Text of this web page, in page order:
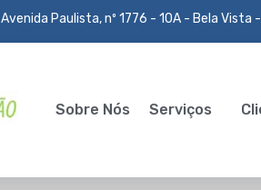
Avenida Paulista, nº 1776 - 10A - Bela Vista
Sobre Nós Serviços